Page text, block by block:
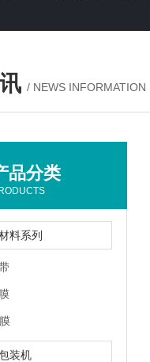
/ NEWS INFORMATION
品分类
料系列
装机